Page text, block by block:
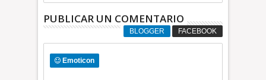
PUBLICAR UN COMENTARIO
BLOGGER FACEBOOK
Emoticon